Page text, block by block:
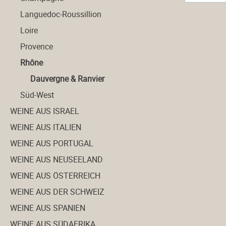
Languedoc-Roussillion
Loire
Provence
Rhône
Dauvergne & Ranvier
Süd-West
WEINE AUS ISRAEL
WEINE AUS ITALIEN
WEINE AUS PORTUGAL
WEINE AUS NEUSEELAND
WEINE AUS ÖSTERREICH
WEINE AUS DER SCHWEIZ
WEINE AUS SPANIEN